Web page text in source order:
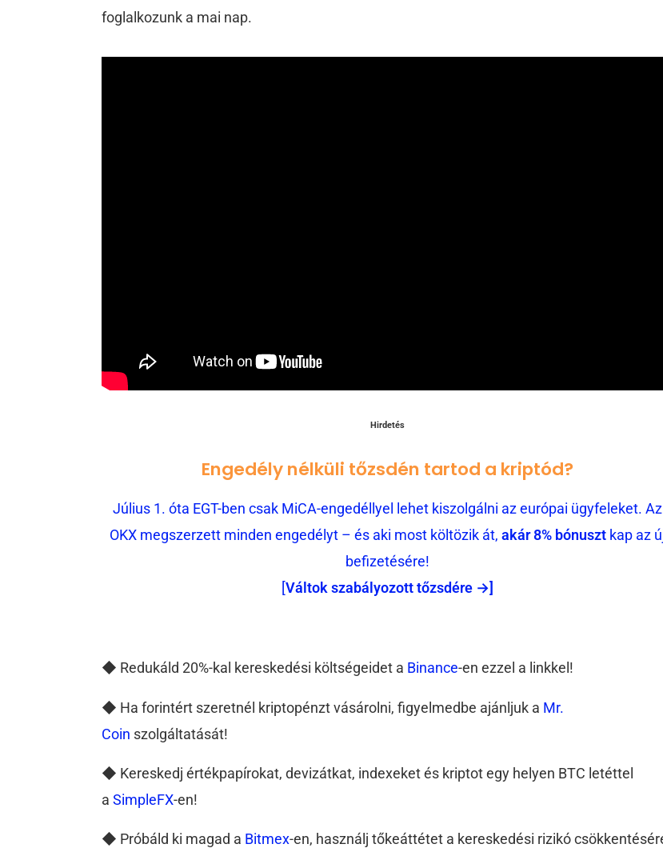
foglalkozunk a mai nap.
Hirdetés
Engedély nélküli tőzsdén tartod a kriptód?
Július 1. óta EGT-ben csak MiCA-engedéllyel lehet kiszolgálni az európai ügyfeleket. Az
OKX megszerzett minden engedélyt – és aki most költözik át, akár 8% bónuszt kap az
befizetésére!
[Váltok szabályozott tőzsdére →]
◆ Redukáld 20%-kal kereskedési költségeidet a Binance-en ezzel a linkkel!
◆ Ha forintért szeretnél kriptopénzt vásárolni, figyelmedbe ajánljuk a Mr.
Coin szolgáltatását!
◆ Kereskedj értékpapírokat, devizátkat, indexeket és kriptot egy helyen BTC letéttel
aSimpleFX-en!
◆ Próbáld ki magad a Bitmex-en, használj tőkeáttétet a kereskedési rizikó